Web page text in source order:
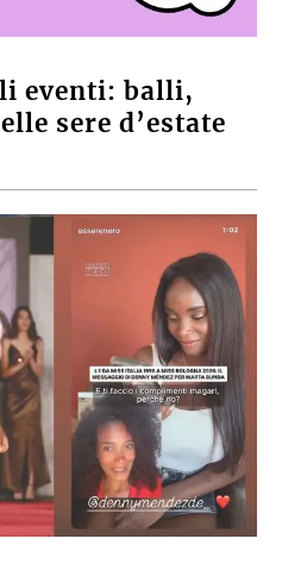
eventi: balli,
sere d’estate